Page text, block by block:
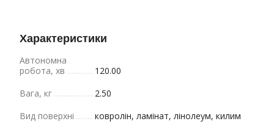
Характеристики
Автономна
робота, хв
120.00
Вага, кг
2.50
Вид поверхні
ковролін, ламінат, лінолеум, килим